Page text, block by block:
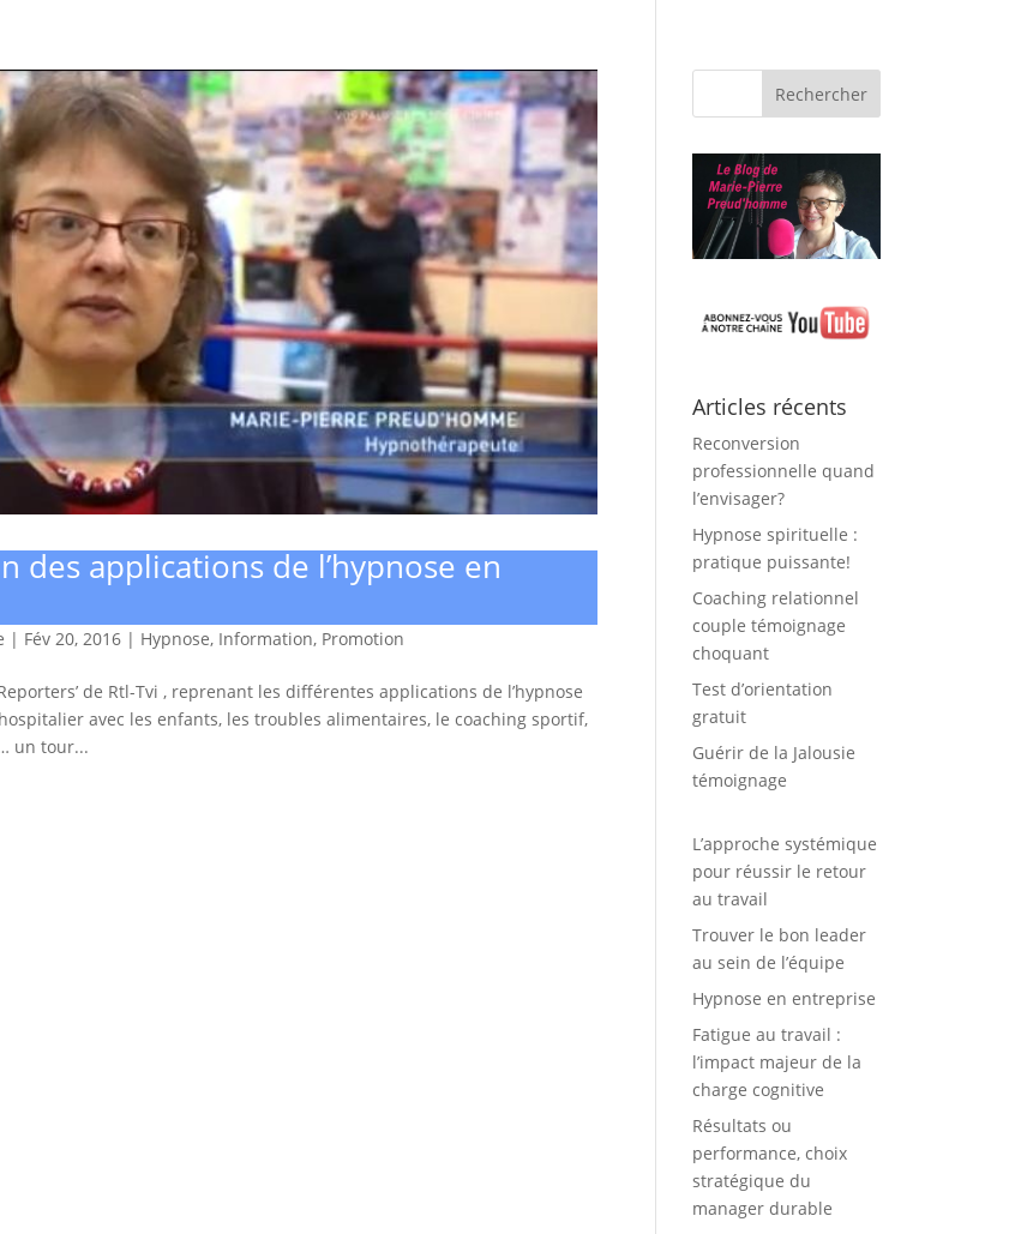
des applications de l’hypnose en
| Fév 20, 2016| Hypnose, Information, Promotion
de Rtl-Tvi , reprenant les différentes applications de l’hypnose
avec les enfants, les troubles alimentaires, le coaching sportif,
un tour...
Articles récents
Reconversion
professionnelle quand
l’envisager?
Hypnose spirituelle :
pratique puissante!
Coaching relationnel
couple témoignage
choquant
Test d’orientation
gratuit
Guérir de la Jalousie
témoignage
L’approche systémique
pour réussir le retour
au travail
Trouver le bon leader
au sein de l’équipe
Hypnose en entreprise
Fatigue au travail :
l’impact majeur de la
charge cognitive
Résultats ou
performance, choix
stratégique du
manager durable